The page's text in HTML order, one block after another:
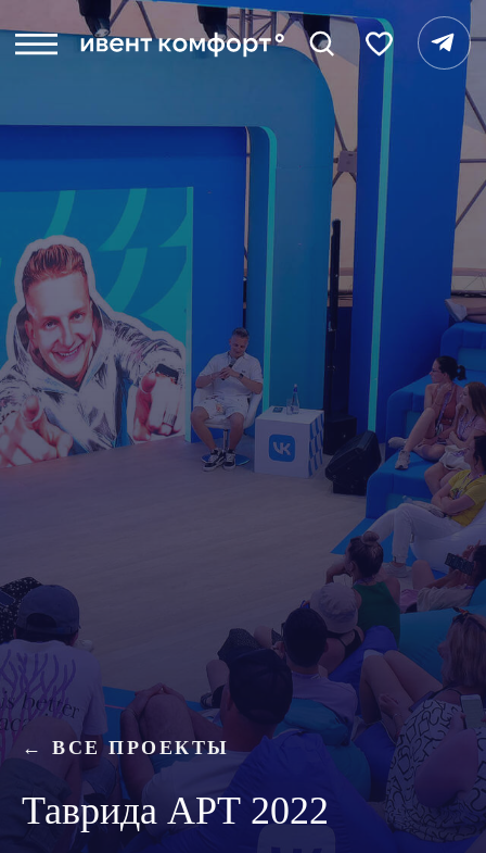
← ВСЕ ПРОЕКТЫ
Таврида АРТ 2022